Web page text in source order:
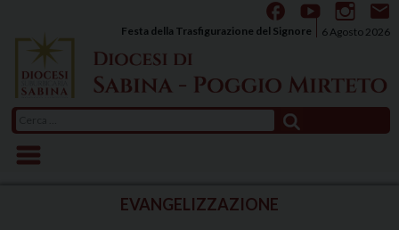
content
6 Agosto 2026
Festa della Trasfigurazione del Signore
per:
EVANGELIZZAZIONE